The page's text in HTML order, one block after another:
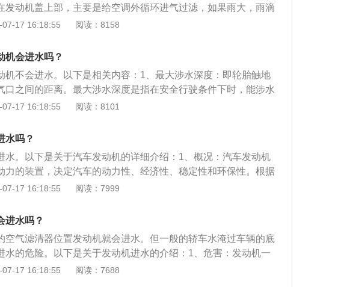
机就会出现怠速抖动的情况，这就代表了你的汽车气门过脏，应
理。
发动机盖上部，主要是给空调外循环进气过滤，如果雨大，雨滴
芯也就进水，不能证明发动机进水。发动机进水一般不是看机
着排气管进入发动机内部。汽车空气滤芯进水解决方法：停止发
气滤芯的方法：首先松开滤清器锁扣，卸下固定的螺母。然后取
看到空气滤芯，如果发现滤芯器壳内、外部有污垢，应先用抹布
可以更换新的滤芯上去。但要注意的是，不能用手碰触滤芯的纸
17 16:18:55 阅读：8158
机会进水吗？
机不会进水。以下是相关内容：1、最大涉水深度：即轮胎触地
口之间的距离。最大涉水深度是指在安全行驶条件下时，能涉水
，也就是安全深度。同时也是评价汽车越野通过性的重要指标，
脏，决定着汽车的动力性、经济性、稳定性和环保性。根据动力
17 16:18:55 阅读：8101
水吗？
水。以下是关于汽车发动机的详细介绍：1、概况：汽车发动机
力的装置，决定汽车的动力性、经济性、稳定性和环保性。根据
汽车发动机可分为柴油发动机、汽油发动机、电动汽车电动机以
能转化为活塞运动的机械能并对外输出动力。汽油机转速高，质
汽油机好。
17 16:18:55 阅读：7999
进水吗？
空气滤清器位置发动机就会进水。但一般的轿车水淹过车辆的底
水的危险。以下是关于发动机进水的介绍：1、危害：发动机一
致熄火，严重时还会把水吸进发动机内部,从而会导致发动机永久
17 16:18:55 阅读：7688